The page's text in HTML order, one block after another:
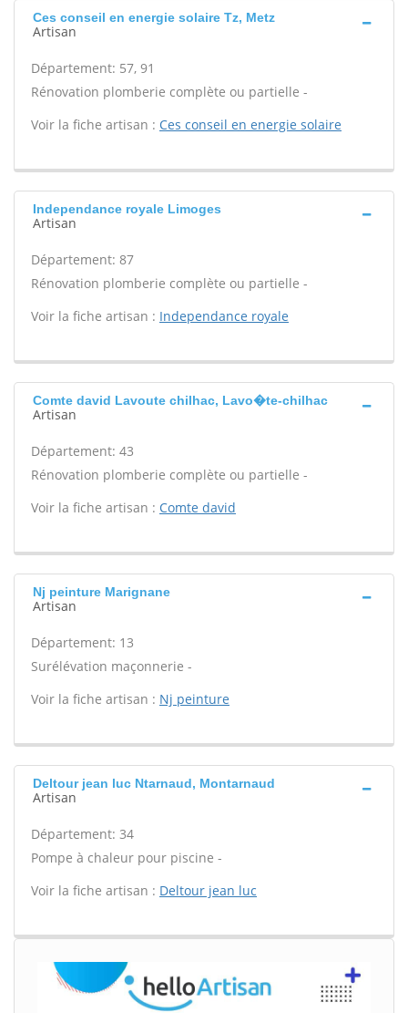
Ces conseil en energie solaire Tz, Metz
Artisan
Département: 57, 91
Rénovation plomberie complète ou partielle -
Voir la fiche artisan : Ces conseil en energie solaire
Independance royale Limoges
Artisan
Département: 87
Rénovation plomberie complète ou partielle -
Voir la fiche artisan : Independance royale
Comte david Lavoute chilhac, Lavo�te-chilhac
Artisan
Département: 43
Rénovation plomberie complète ou partielle -
Voir la fiche artisan : Comte david
Nj peinture Marignane
Artisan
Département: 13
Surélévation maçonnerie -
Voir la fiche artisan : Nj peinture
Deltour jean luc Ntarnaud, Montarnaud
Artisan
Département: 34
Pompe à chaleur pour piscine -
Voir la fiche artisan : Deltour jean luc